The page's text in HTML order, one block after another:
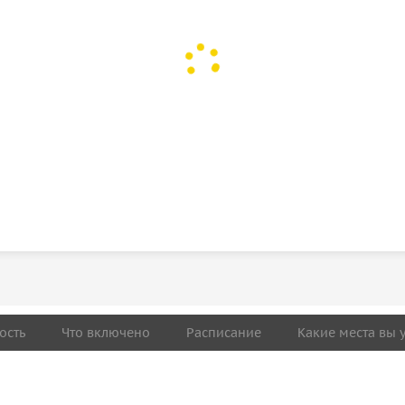
Что включено Расписание Какие места вы